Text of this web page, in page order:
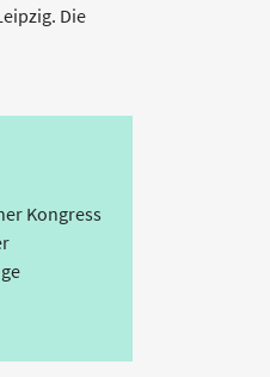
Die
Kongress